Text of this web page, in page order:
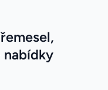
nabídky